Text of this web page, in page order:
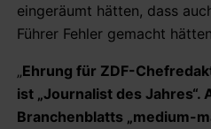
eingeräumt hätten, dass
Führer Fehler gemacht
„Ehrung für ZDF-
ist „Journalist des Jahres“.
Branchenblatts „medium-